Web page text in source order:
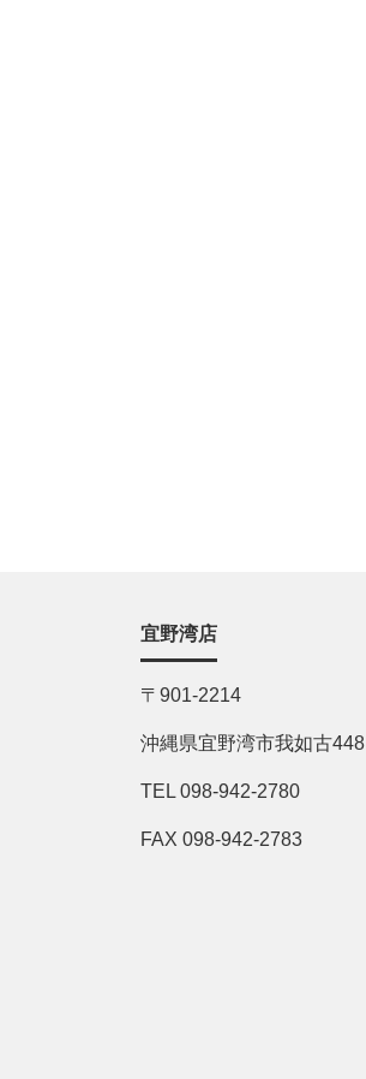
宜野湾店
〒901-2214
沖縄県宜野湾市我如古448
TEL 098-942-2780
FAX 098-942-2783